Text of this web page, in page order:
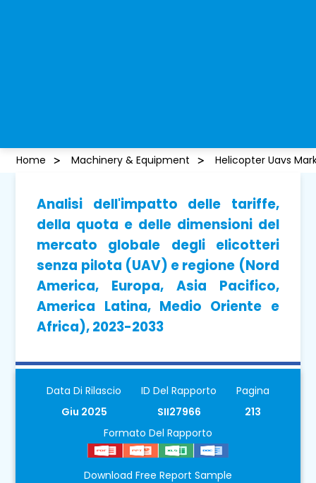
Home Machinery & Equipment Helicopter Uavs
Analisi dell'impatto delle tariffe,
della quota e delle dimensioni del
mercato globale degli elicotteri
senza pilota (UAV) e regione (Nord
America, Europa, Asia Pacifico,
America Latina, Medio Oriente e
Africa), 2023-2033
Data Di Rilascio
Giu 2025
ID Del Rapporto
SII27966
Pagina
213
Formato Del Rapporto
Download Free Report Sample